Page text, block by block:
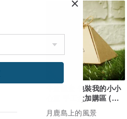
牛皮紙盒 包裝我的小小
心意 手工盒加購區 (不
含內容物)
月鹿島上的風景